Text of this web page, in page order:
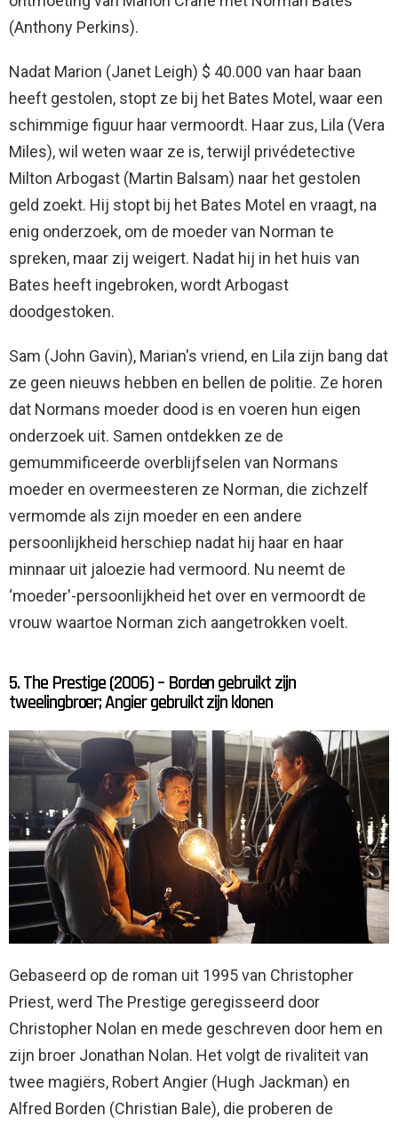
(Anthony Perkins).
Nadat Marion (Janet Leigh) $ 40.000 van haar baan
heeft gestolen, stopt ze bij het Bates Motel, waar een
schimmige figuur haar vermoordt. Haar zus, Lila (Vera
Miles), wil weten waar ze is, terwijl privédetective
Milton Arbogast (Martin Balsam) naar het gestolen
geld zoekt. Hij stopt bij het Bates Motel en vraagt, na
enig onderzoek, om de moeder van Norman te
spreken, maar zij weigert. Nadat hij in het huis van
Bates heeft ingebroken, wordt Arbogast
doodgestoken.
Sam (John Gavin), Marian's vriend, en Lila zijn bang dat
ze geen nieuws hebben en bellen de politie. Ze horen
dat Normans moeder dood is en voeren hun eigen
onderzoek uit. Samen ontdekken ze de
gemummificeerde overblijfselen van Normans
moeder en overmeesteren ze Norman, die zichzelf
vermomde als zijn moeder en een andere
persoonlijkheid herschiep nadat hij haar en haar
minnaar uit jaloezie had vermoord. Nu neemt de
‘moeder'-persoonlijkheid het over en vermoordt de
vrouw waartoe Norman zich aangetrokken voelt.
5. The Prestige (2006) – Borden gebruikt zijn
tweelingbroer; Angier gebruikt zijn klonen
Gebaseerd op de roman uit 1995 van Christopher
Priest, werd The Prestige geregisseerd door
Christopher Nolan en mede geschreven door hem en
zijn broer Jonathan Nolan. Het volgt de rivaliteit van
twee magiërs, Robert Angier (Hugh Jackman) en
Alfred Borden (Christian Bale), die proberen de